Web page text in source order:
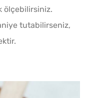
ölçebilirsiniz.
tutabilirseniz,